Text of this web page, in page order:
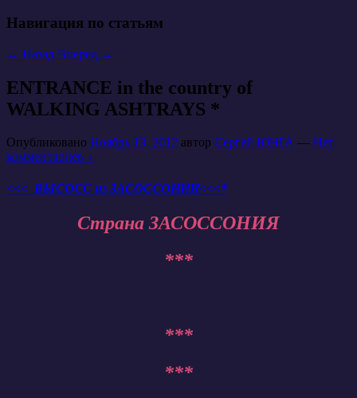
Навигация по статьям
← Назад Вперед →
ENTRANCE in the country of
WALKING ASHTRAYS *
Опубликовано Ноябрь 13, 2012 автор Сергей ЮНГА — Нет
комментариев ↓
<<< ВЫСОСС из ЗАСОССОНИИ<<<*
Страна ЗАСОССОНИЯ
***
***
***